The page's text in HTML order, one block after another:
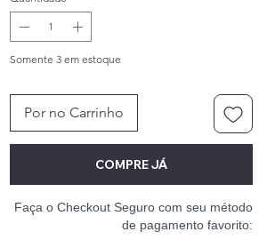
Somente 3 em estoque
Por no Carrinho
COMPRE JÁ
Faça o Checkout Seguro com seu método
de pagamento favorito: